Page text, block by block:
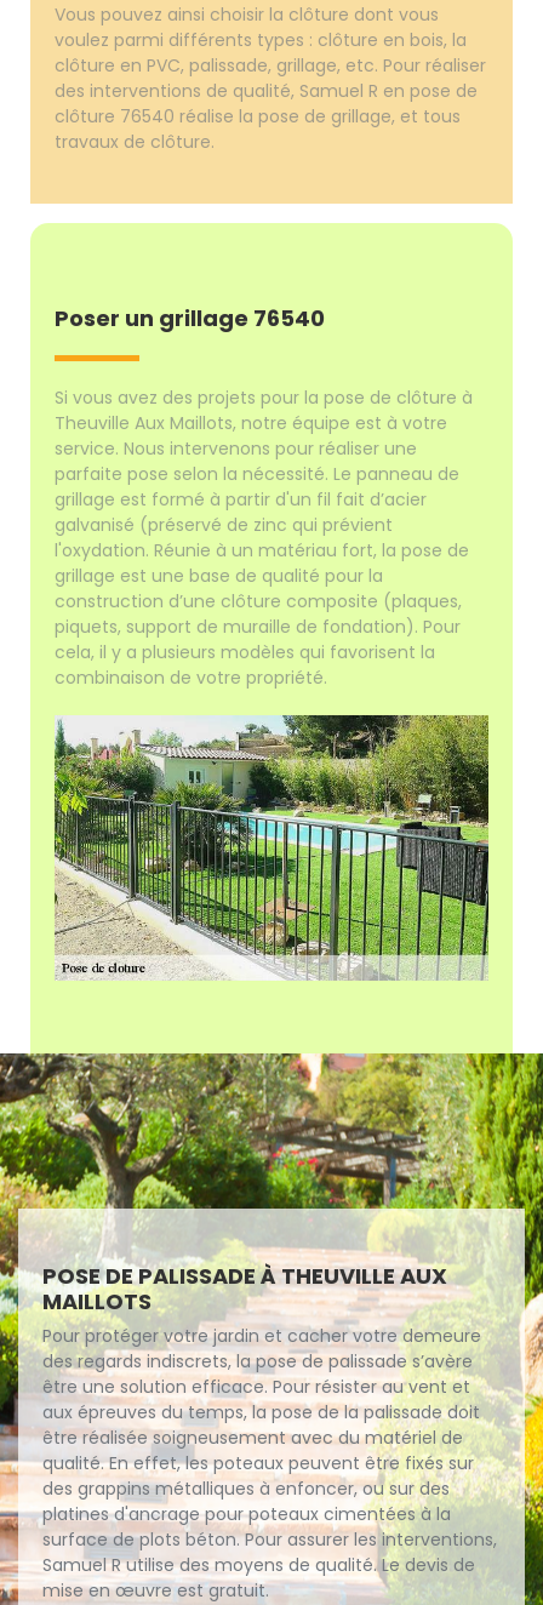
Vous pouvez ainsi choisir la clôture dont vous
voulez parmi différents types : clôture en bois, la
clôture en PVC, palissade, grillage, etc. Pour réaliser
des interventions de qualité, Samuel R en pose de
clôture 76540 réalise la pose de grillage, et tous
travaux de clôture.
Poser un grillage 76540
Si vous avez des projets pour la pose de clôture à
Theuville Aux Maillots, notre équipe est à votre
service. Nous intervenons pour réaliser une
parfaite pose selon la nécessité. Le panneau de
grillage est formé à partir d'un fil fait d’acier
galvanisé (préservé de zinc qui prévient
l'oxydation. Réunie à un matériau fort, la pose de
grillage est une base de qualité pour la
construction d’une clôture composite (plaques,
piquets, support de muraille de fondation). Pour
cela, il y a plusieurs modèles qui favorisent la
combinaison de votre propriété.
POSE DE PALISSADE À THEUVILLE AUX
MAILLOTS
Pour protéger votre jardin et cacher votre demeure
des regards indiscrets, la pose de palissade s’avère
être une solution efficace. Pour résister au vent et
aux épreuves du temps, la pose de la palissade doit
être réalisée soigneusement avec du matériel de
qualité. En effet, les poteaux peuvent être fixés sur
des grappins métalliques à enfoncer, ou sur des
platines d'ancrage pour poteaux cimentées à la
surface de plots béton. Pour assurer les interventions,
Samuel R utilise des moyens de qualité. Le devis de
mise en œuvre est gratuit.